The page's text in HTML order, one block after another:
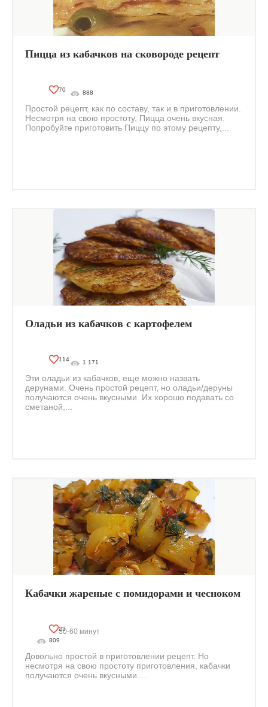
Пицца из кабачков на сковороде рецепт
70 888
Простой рецепт, как по составу, так и в приготовлении.
Несмотря на свою простоту, Пицца очень вкусная.
Попробуйте приготовить Пиццу по этому рецепту,...
Оладьи из кабачков с картофелем
114 1 171
Эти оладьи из кабачков, еще можно назвать
дерунами. Очень простой рецепт, но оладьи/деруны
получаются очень вкусными. Их хорошо подавать со
сметаной,...
Кабачки жареные с помидорами и чесноком
23
30-60 минут
809
Довольно простой в приготовлении рецепт. Но
несмотря на свою простоту приготовления, кабачки
получаются очень вкусными....